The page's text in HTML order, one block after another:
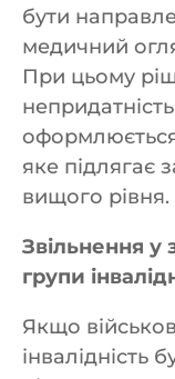
бути
медичний
При цьому
яке
вищого рівня.
Звільнення у
групи
Якщо
інвалідність